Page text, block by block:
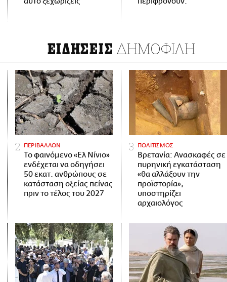
ΕΙΔΗΣΕΙΣ ΔΗΜΟΦΙΛΗ
ΠΕΡΙΒΑΛΛΟΝ
Το φαινόμενο «Ελ Νίνιο»
ενδέχεται να οδηγήσει
50 εκατ. ανθρώπους σε
κατάσταση οξείας πείνας
πριν το τέλος του 2027
ΠΟΛΙΤΙΣΜΟΣ
Βρετανία: Ανασκαφές σε
πυρηνική εγκατάσταση
«θα αλλάξουν την
προϊστορία»,
υποστηρίζει
αρχαιολόγος